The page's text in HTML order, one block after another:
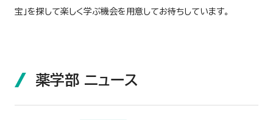
宝」を探して楽しく学ぶ機会を用意してお待ちしています。
薬学部 ニュース